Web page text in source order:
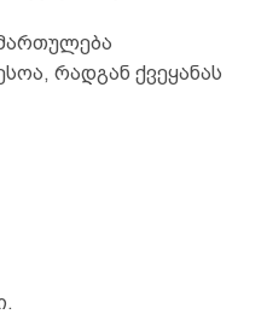
რადგან ქვეყანას